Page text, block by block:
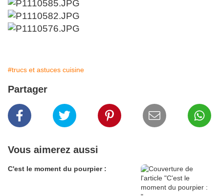
#trucs et astuces cuisine
Partager
Vous aimerez aussi
C'est le moment du pourpier :